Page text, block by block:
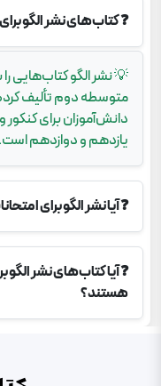
❓کتاب‌های نشر الگو
💡نشر الگو کتاب‌هایی
متوسطه دوم تألیف کرده
دانش‌آموزان برای
یازدهم و دوازدهم است.
❓آیا نشر الگو برای
❓آیا کتاب‌های نشر
هستند؟